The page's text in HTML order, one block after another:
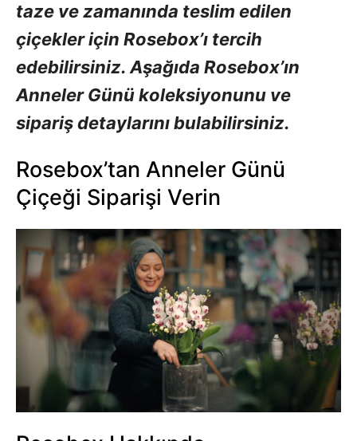
taze ve zamanında teslim edilen
çiçekler için Rosebox’ı tercih
edebilirsiniz. Aşağıda Rosebox’ın
Anneler Günü koleksiyonunu ve
sipariş detaylarını bulabilirsiniz.
Rosebox’tan Anneler Günü
Çiçeği Siparişi Verin